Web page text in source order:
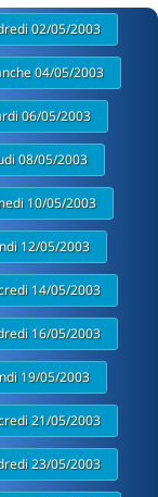
02/05/2003
04/05/2003
06/05/2003
08/05/2003
10/05/2003
12/05/2003
14/05/2003
16/05/2003
19/05/2003
21/05/2003
23/05/2003